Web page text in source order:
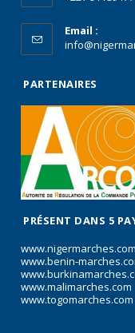
Email :
PARTENAIRES
PRÉSENT DANS 5
www.nigermarches.com
www.benin-
www.malimarches.com
www.togomarches.com